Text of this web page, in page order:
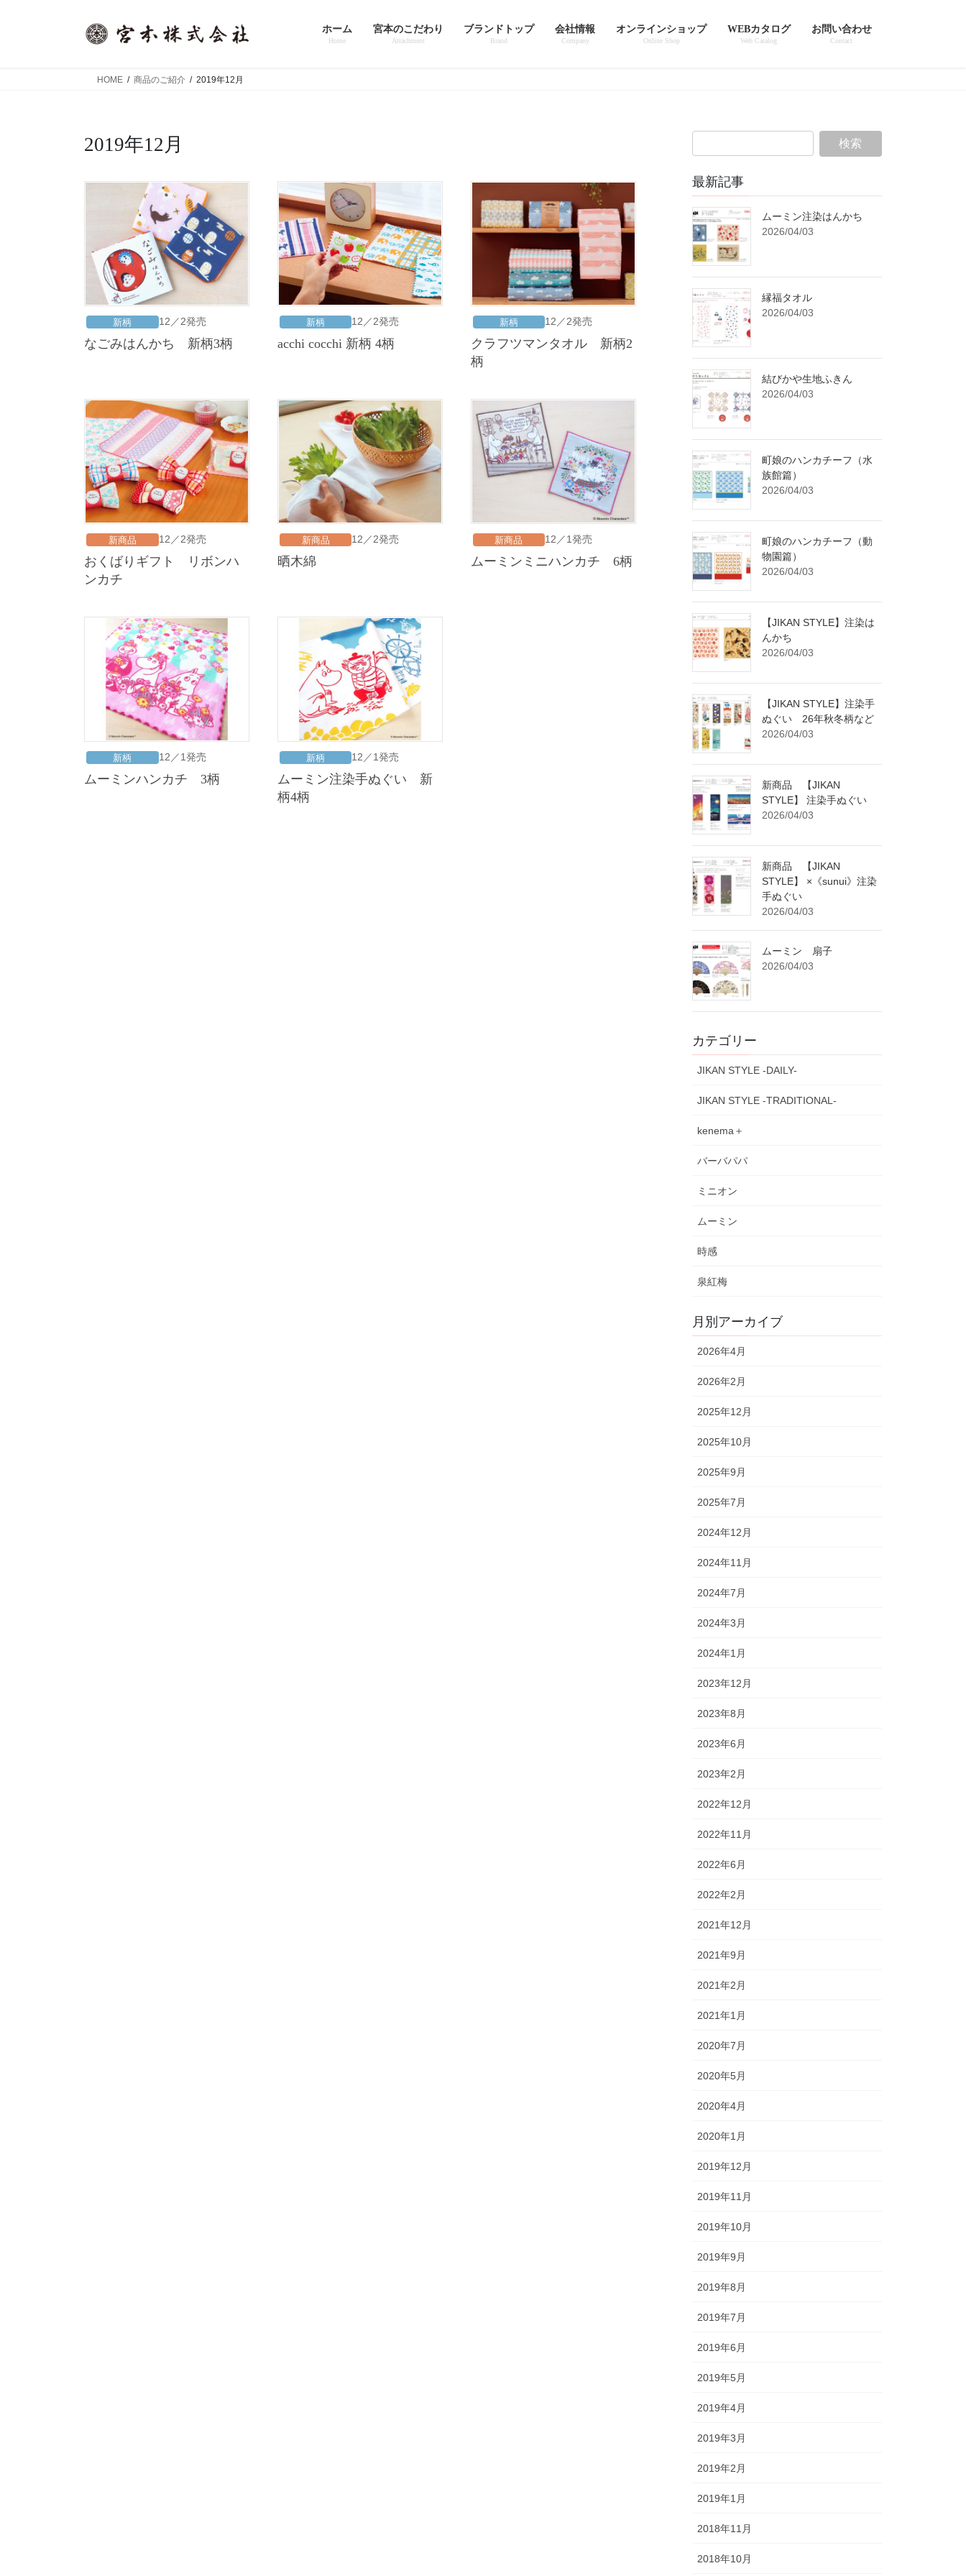
ホーム
Home
宮本のこだわり
Attachment
ブランドトップ
Brand
会社情報
Company
オンラインショップ
Online Shop
WEBカタログ
Web Catalog
お問い合わせ
Contact
HOME 商品のご紹介 2019年12月
2019年12月
新柄
なごみはんかち 新柄3柄
12／2発売 新柄
acchi cocchi 新柄 4柄
12／2発売 新柄
クラフツマンタオル 新柄2
柄
12／2発売
新商品
おくばりギフト リボンハ
ンカチ
12／2発売 新商品
晒木綿
12／2発売 新商品
ムーミンミニハンカチ 6柄
12／1発売
新柄
ムーミンハンカチ 3柄
12／1発売 新柄
ムーミン注染手ぬぐい 新
柄4柄
12／1発売
最新記事
ムーミン注染はんかち
2026/04/03
縁福タオル
2026/04/03
結びかや生地ふきん
2026/04/03
町娘のハンカチーフ（水
族館篇）
2026/04/03
町娘のハンカチーフ（動
物園篇）
2026/04/03
【JIKAN STYLE】注染は
んかち
2026/04/03
【JIKAN STYLE】注染手
ぬぐい 26年秋冬柄など
2026/04/03
新商品 【JIKAN
STYLE】 注染手ぬぐい
2026/04/03
新商品 【JIKAN
STYLE】 ×《sunui》注染
手ぬぐい
2026/04/03
ムーミン 扇子
2026/04/03
カテゴリー
JIKAN STYLE -DAILY-
JIKAN STYLE -TRADITIONAL-
kenema＋
バーバパパ
ミニオン
ムーミン
時感
泉紅梅
月別アーカイブ
2026年4月
2026年2月
2025年12月
2025年10月
2025年9月
2025年7月
2024年12月
2024年11月
2024年7月
2024年3月
2024年1月
2023年12月
2023年8月
2023年6月
2023年2月
2022年12月
2022年11月
2022年6月
2022年2月
2021年12月
2021年9月
2021年2月
2021年1月
2020年7月
2020年5月
2020年4月
2020年1月
2019年12月
2019年11月
2019年10月
2019年9月
2019年8月
2019年7月
2019年6月
2019年5月
2019年4月
2019年3月
2019年2月
2019年1月
2018年11月
2018年10月